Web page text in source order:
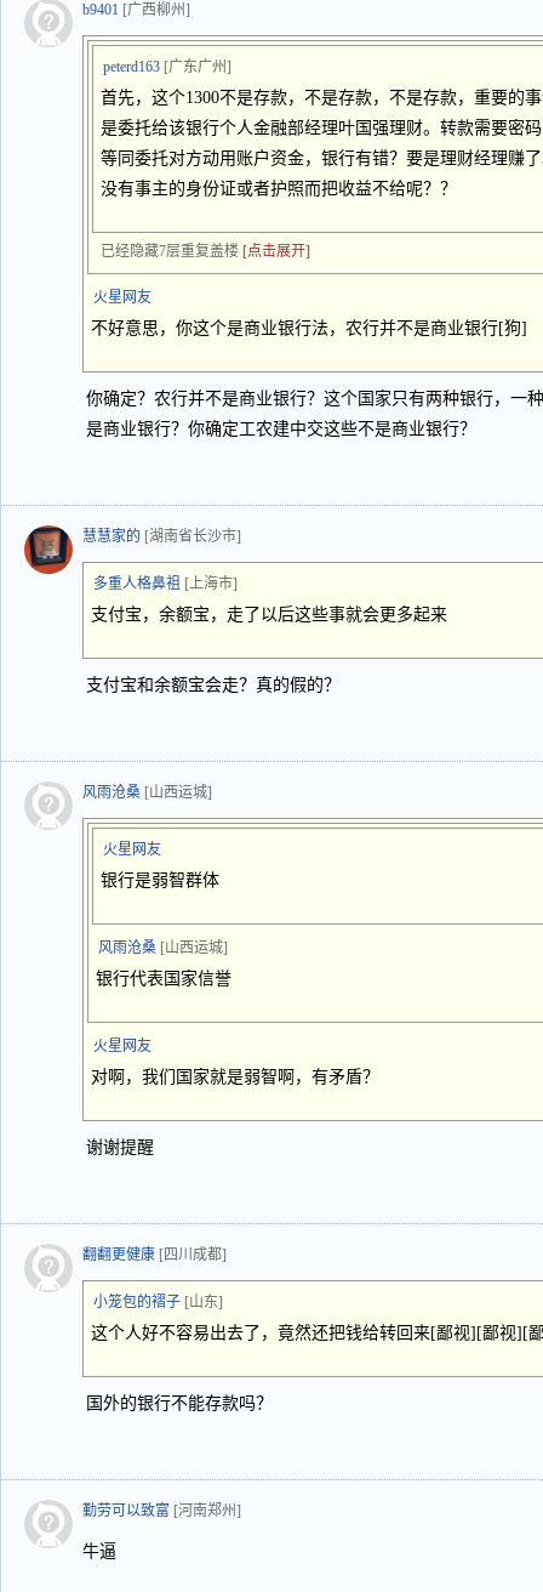
b9401 [广西柳州]
peterd163 [广东广州]
首先，这个1300不是存款，不是存款，不是存款，重要的
是委托给该银行个人金融部经理叶国强理财。转款需要密
等同委托对方动用账户资金，银行有错？要是理财经理赚
没有事主的身份证或者护照而把收益不给呢？？
已经隐藏7层重复盖楼 [点击展开]
火星网友
不好意思，你这个是商业银行法，农行并不是商业银行[狗]
你确定？农行并不是商业银行？这个国家只有两种银行，一
是商业银行？你确定工农建中交这些不是商业银行？
慧慧家的 [湖南省长沙市]
多重人格鼻祖 [上海市]
支付宝，余额宝，走了以后这些事就会更多起来
支付宝和余额宝会走？真的假的？
风雨沧桑 [山西运城]
火星网友
银行是弱智群体
风雨沧桑 [山西运城]
银行代表国家信誉
火星网友
对啊，我们国家就是弱智啊，有矛盾？
谢谢提醒
翻翻更健康 [四川成都]
小笼包的褶子 [山东]
这个人好不容易出去了，竟然还把钱给转回来[鄙视][鄙视][
国外的银行不能存款吗？
勤劳可以致富 [河南郑州]
牛逼